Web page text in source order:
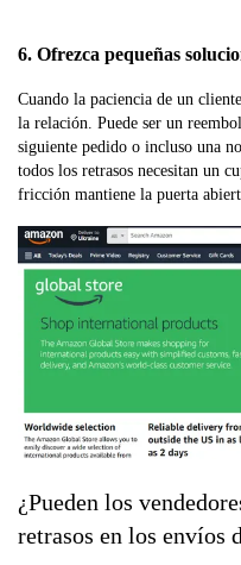
6. Ofrezca pequeñas
Cuando la paciencia de un
la relación. Puede ser un
siguiente pedido o incluso una
todos los retrasos necesitan un
fricción mantiene la puerta
¿Pueden los
retrasos en los envíos